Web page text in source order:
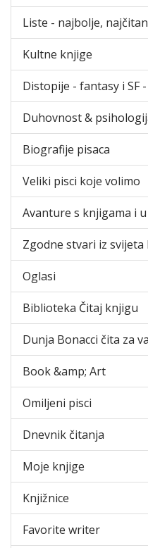
Liste - najbolje,
Kultne knjige
Distopije - fantasy i SF
Duhovnost &
Biografije pisaca
Veliki pisci koje volimo
Avanture s knjigama i
Zgodne stvari iz svijeta
Oglasi
Biblioteka Čitaj knjigu
Dunja Bonacci čita za
Book &amp; Art
Omiljeni pisci
Dnevnik čitanja
Moje knjige
Knjižnice
Favorite writer